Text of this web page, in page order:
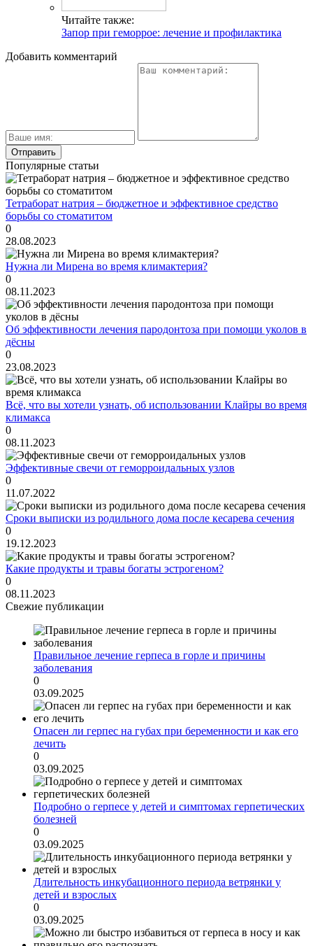
Читайте также:
Запор при геморрое: лечение и профилактика
Добавить комментарий
Популярные статьи
Тетраборат натрия – бюджетное и эффективное средство
борьбы со стоматитом
0
28.08.2023
Нужна ли Мирена во время климактерия?
0
08.11.2023
Об эффективности лечения пародонтоза при помощи уколов в
дёсны
0
23.08.2023
Всё, что вы хотели узнать, об использовании Клайры во время
климакса
0
08.11.2023
Эффективные свечи от геморроидальных узлов
0
11.07.2022
Сроки выписки из родильного дома после кесарева сечения
0
19.12.2023
Какие продукты и травы богаты эстрогеном?
0
08.11.2023
Свежие публикации
Правильное лечение герпеса в горле и причины
заболевания
0
03.09.2025
Опасен ли герпес на губах при беременности и как его
лечить
0
03.09.2025
Подробно о герпесе у детей и симптомах герпетических
болезней
0
03.09.2025
Длительность инкубационного периода ветрянки у
детей и взрослых
0
03.09.2025